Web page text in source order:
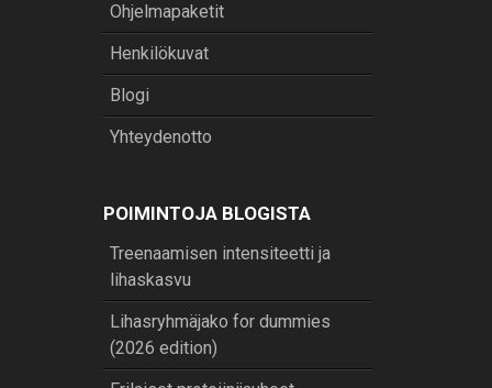
Ohjelmapaketit
Henkilökuvat
Blogi
Yhteydenotto
POIMINTOJA BLOGISTA
Treenaamisen intensiteetti ja
lihaskasvu
Lihasryhmäjako for dummies
(2026 edition)